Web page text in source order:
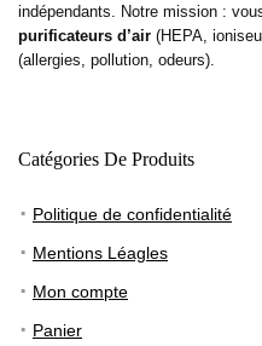
indépendants. Notre mission :
purificateurs d’air (HEPA,
(allergies, pollution, odeurs).
Catégories De Produits
Politique de confidentialité
Mentions Léagles
Mon compte
Panier